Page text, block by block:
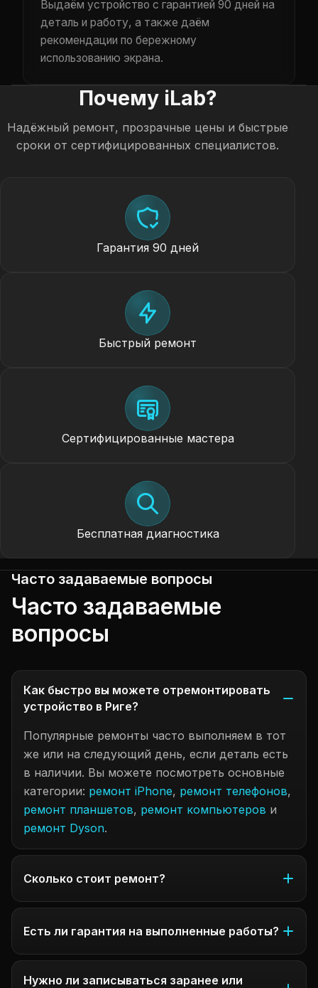
Выдаём устройство с гарантией 90 дней на
деталь и работу, а также даём
рекомендации по бережному
использованию экрана.
Почему iLab?
Надёжный ремонт, прозрачные цены и быстрые
сроки от сертифицированных специалистов.
Гарантия 90 дней
Быстрый ремонт
Сертифицированные мастера
Бесплатная диагностика
Часто задаваемые вопросы
Часто задаваемые
вопросы
Как быстро вы можете отремонтировать
устройство в Риге?
Популярные ремонты часто выполняем в тот
же или на следующий день, если деталь есть
в наличии. Вы можете посмотреть основные
категории: ремонт iPhone, ремонт телефонов,
ремонт планшетов, ремонт компьютеров и
ремонт Dyson.
Сколько стоит ремонт?
Есть ли гарантия на выполненные работы?
Нужно ли записываться заранее или